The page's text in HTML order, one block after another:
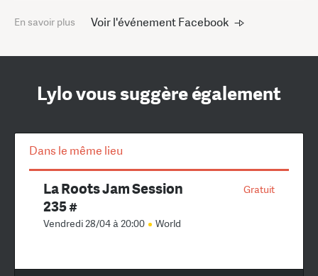
En savoir plus Voir l'événement Facebook
Lylo vous suggère également
Dans le même lieu
Gratuit
La Roots Jam Session
235 #
Vendredi 28/04 à 20:00 World